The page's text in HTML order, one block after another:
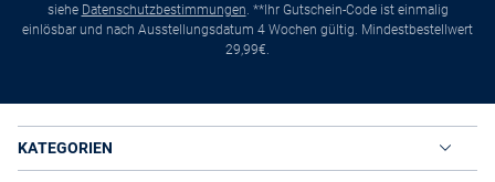
siehe Datenschutzbestimmungen . **Ihr Gutschein-Code ist einmalig
einlösbar und nach Ausstellungsdatum 4 Wochen gültig. Mindestbestellwert
29,99€.
KATEGORIEN